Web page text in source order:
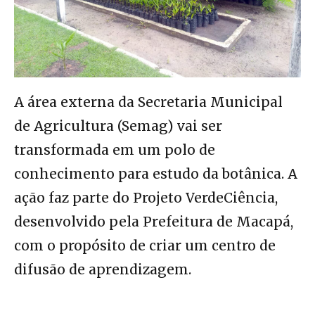
A área externa da Secretaria Municipal
de Agricultura (Semag) vai ser
transformada em um polo de
conhecimento para estudo da botânica. A
ação faz parte do Projeto VerdeCiência,
desenvolvido pela Prefeitura de Macapá,
com o propósito de criar um centro de
difusão de aprendizagem.